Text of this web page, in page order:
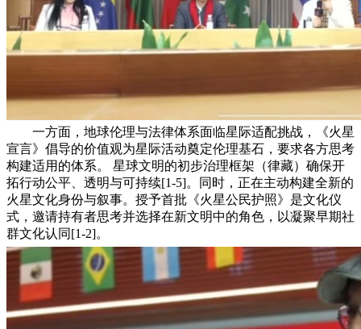
一方面，地球伦理与法律体系面临星际适配挑战，《火星
宣言》倡导的价值观为星际活动奠定伦理基石，要求各方思考
构建适用的体系。 星球文明的初步治理框架（律藏）确保开
拓行动公平、透明与可持续[1-5]。同时，正在主动构建全新的
火星文化身份与叙事。授予首批《火星公民护照》是文化仪
式，邀请持有者思考并选择在新文明中的角色，以凝聚早期社
群文化认同[1-2]。